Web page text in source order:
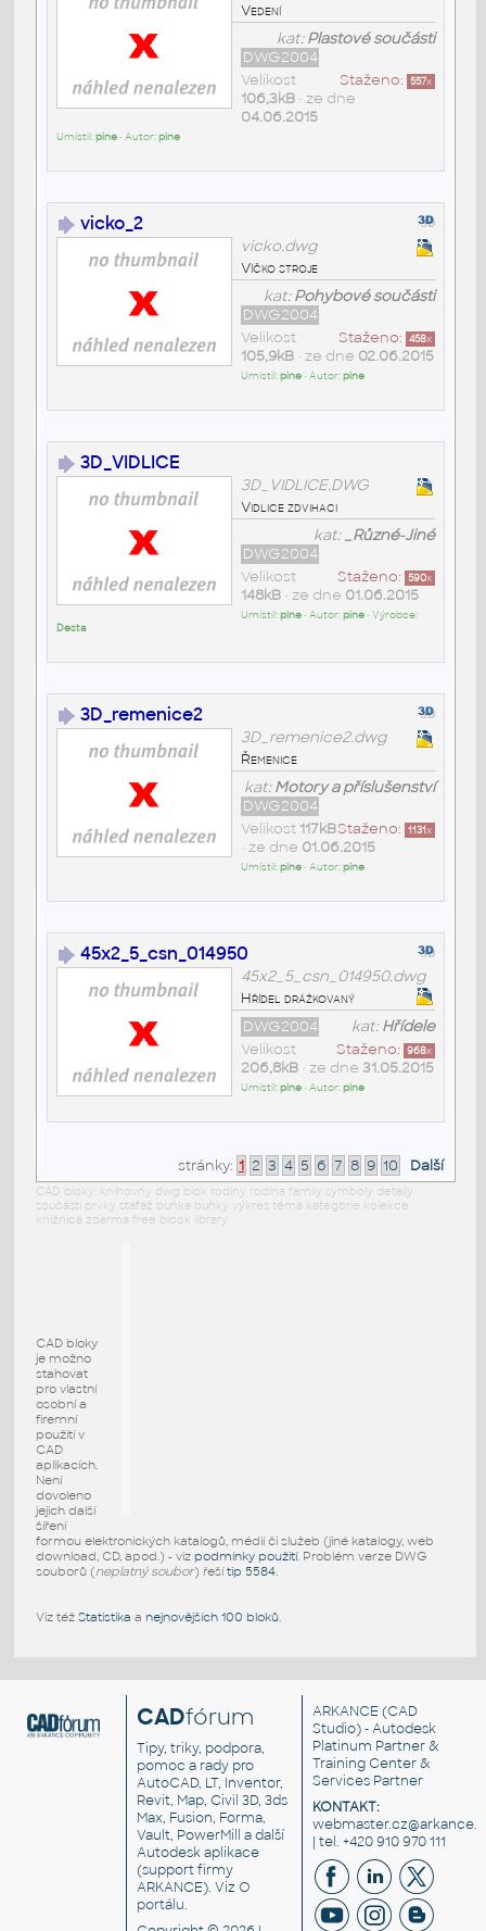
Vedení
kat:Plastové součásti
DWG2004
Staženo: 557x
Velikost
106,3kB• ze dne
04.06.2015
Umístil:pine• Autor:pine
vicko_2
vicko.dwg
Víčko stroje
kat:Pohybové součásti
DWG2004
Staženo: 458x
Velikost
105,9kB• ze dne 02.06.2015
Umístil:pine• Autor:pine
3D_VIDLICE
3D_VIDLICE.DWG
Vidlice zdvihaci
kat:_Různé-Jiné
DWG2004
Staženo: 590x
Velikost
148kB• ze dne 01.06.2015
Umístil:pine• Autor:pine• Výrobce:
Desta
3D_remenice2
3D_remenice2.dwg
Řemenice
kat:Motory a příslušenství
DWG2004
Staženo: 1131x
Velikost 117kB
• ze dne 01.06.2015
Umístil:pine• Autor:pine
45x2_5_csn_014950
45x2_5_csn_014950.dwg
Hřídel drážkovaný
kat:Hřídele
DWG2004
Staženo: 968x
Velikost
206,8kB• ze dne 31.05.2015
Umístil:pine• Autor:pine
stránky: 1 2 3 4 5 6 7 8 9 10 Další
CAD bloky: knihovny dwg blok rodiny rodina family symboly detaily
součásti prvky stafáž buňka buňky výkres téma kategorie kolekce
knižnica zdarma free block library
CAD bloky
je možno
stahovat
pro vlastní
osobní a
firemní
použití v
CAD
aplikacích.
Není
dovoleno
jejich další
šíření
formou elektronických katalogů, médií či služeb (jiné katalogy, web
download, CD, apod.) - viz podmínky použití. Problém verze DWG
souborů (neplatný soubor) řešítip 5584.
Viz též Statistika a nejnovějších 100 bloků.
CADfórum
Tipy, triky, podpora,
pomoc a rady pro
AutoCAD, LT, Inventor,
Revit, Map, Civil 3D, 3ds
Max, Fusion, Forma,
Vault, PowerMill a další
Autodesk aplikace
(support firmy
ARKANCE). VizO
portálu.
ARKANCE (CAD
Studio) - Autodesk
Platinum Partner &
Training Center &
Services Partner
KONTAKT:
| tel. +420 910 970 111